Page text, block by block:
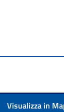
Visualizza in